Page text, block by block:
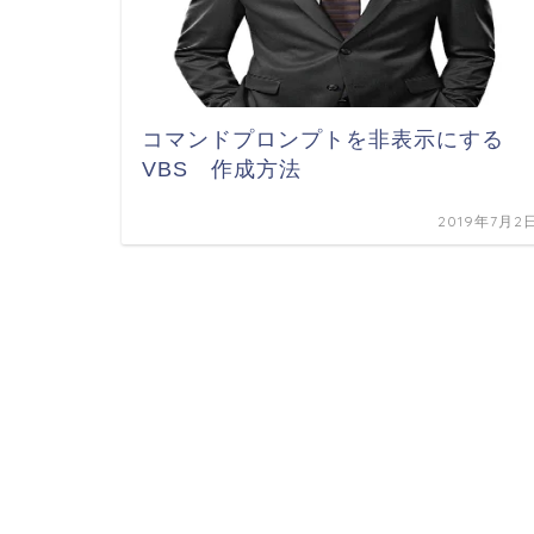
コマンドプロンプトを非表示にする
VBS 作成方法
2019年7月2